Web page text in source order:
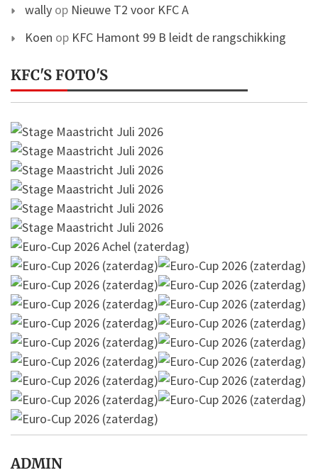
wally op Nieuwe T2 voor KFC A
Koen op KFC Hamont 99 B leidt de rangschikking
KFC'S FOTO'S
ADMIN